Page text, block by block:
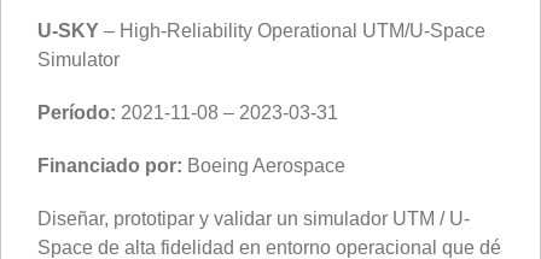
U-SKY – High-Reliability Operational UTM/U-Space
Simulator
Período: 2021-11-08 – 2023-03-31
Financiado por: Boeing Aerospace
Diseñar, prototipar y validar un simulador UTM / U-
Space de alta fidelidad en entorno operacional que dé